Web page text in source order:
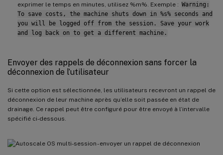
exprimer le temps en minutes, utilisez %m%. Exemple : Warning:
To save costs, the machine shuts down in %s% seconds and
you will be logged off from the session. Save your work
and log back on to get a different machine.
Envoyer des rappels de déconnexion sans forcer la
déconnexion de l’utilisateur
Si cette option est sélectionnée, les utilisateurs recevront un rappel de
déconnexion de leur machine après qu’elle soit passée en état de
drainage. Ce rappel peut être configuré pour être envoyé à l’intervalle
spécifié ci-dessous.